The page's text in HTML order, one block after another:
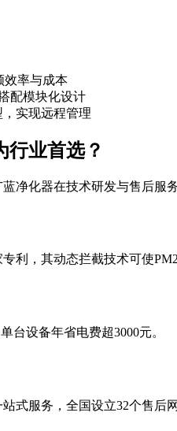
效率与成本
配模块化设计
实现远程管理
行业首选？
净化器在技术研发与售后服
利，其动态拦截技术可使
台设备年省电费超3000元。
式服务，全国设立32个售后